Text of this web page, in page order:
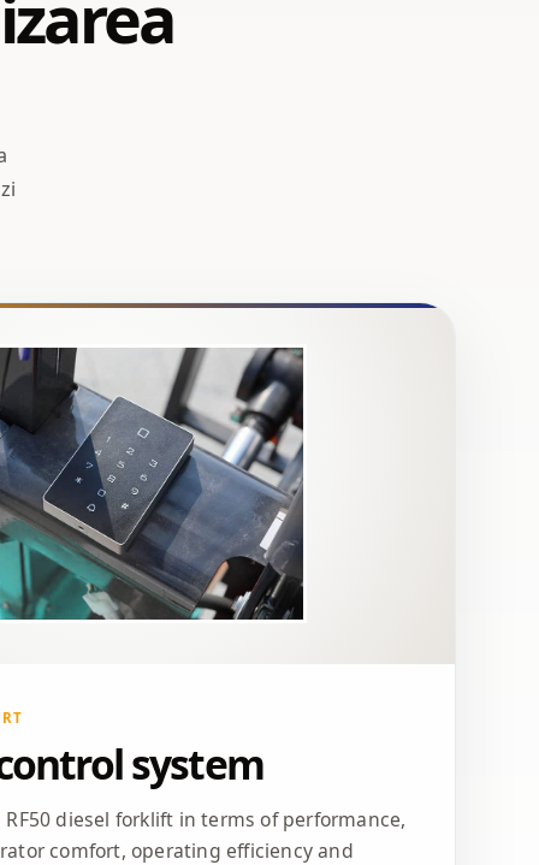
system
diesel forklift in terms of performance,
comfort, operating efficiency and